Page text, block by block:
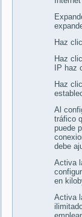
Haz
Haz
IP haz
Haz
Al
tráfico
puede
debe
Activa
en
Activa